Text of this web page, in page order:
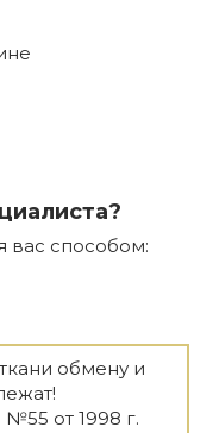
вас способом:
обмену и
от 1998 г.